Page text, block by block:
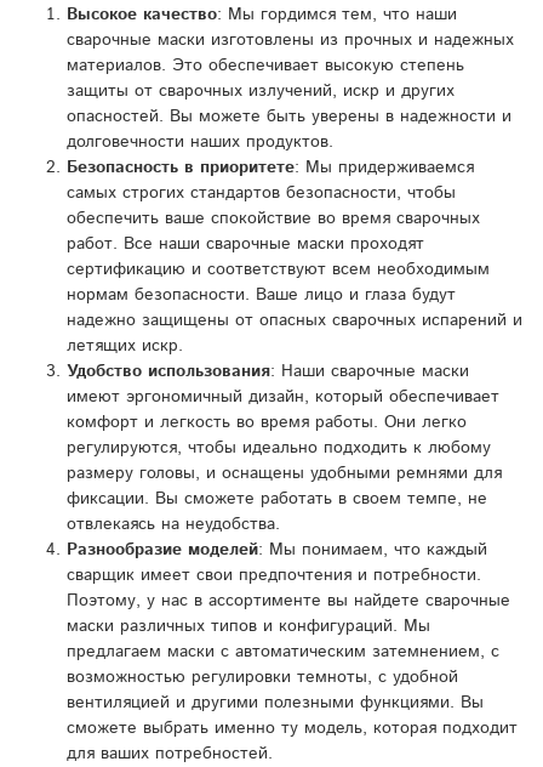
Высокое качество: Мы гордимся тем, что наши
сварочные маски изготовлены из прочных и надежных
материалов. Это обеспечивает высокую степень
защиты от сварочных излучений, искр и других
опасностей. Вы можете быть уверены в надежности и
долговечности наших продуктов.
Безопасность в приоритете: Мы придерживаемся
самых строгих стандартов безопасности, чтобы
обеспечить ваше спокойствие во время сварочных
работ. Все наши сварочные маски проходят
сертификацию и соответствуют всем необходимым
нормам безопасности. Ваше лицо и глаза будут
надежно защищены от опасных сварочных испарений и
летящих искр.
Удобство использования: Наши сварочные маски
имеют эргономичный дизайн, который обеспечивает
комфорт и легкость во время работы. Они легко
регулируются, чтобы идеально подходить к любому
размеру головы, и оснащены удобными ремнями для
фиксации. Вы сможете работать в своем темпе, не
отвлекаясь на неудобства.
Разнообразие моделей: Мы понимаем, что каждый
сварщик имеет свои предпочтения и потребности.
Поэтому, у нас в ассортименте вы найдете сварочные
маски различных типов и конфигураций. Мы
предлагаем маски с автоматическим затемнением, с
возможностью регулировки темноты, с удобной
вентиляцией и другими полезными функциями. Вы
сможете выбрать именно ту модель, которая подходит
для ваших потребностей.